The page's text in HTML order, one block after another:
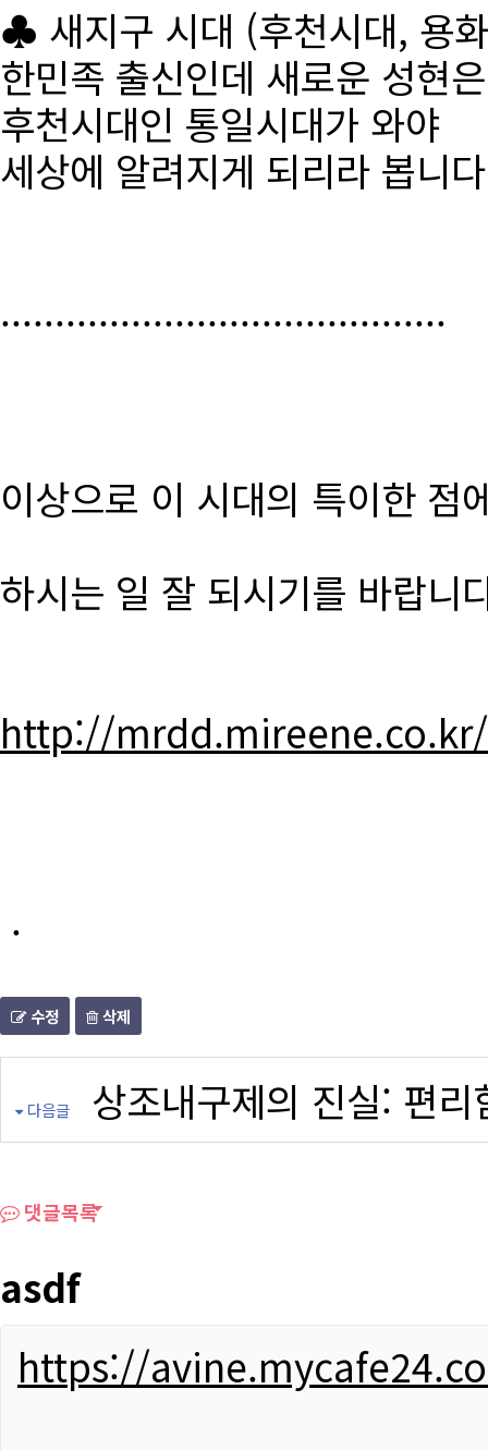
♣ 새지구 시대 (후천시대, 용
한민족 출신인데 새로운 성현
후천시대인 통일시대가 와야
세상에 알려지게 되리라 봅니
.........................................
이상으로 이 시대의 특이한 점
하시는 일 잘 되시기를 바랍니
http://
.
수정 삭제
다음글 상조내구제의 진실: 편
댓글목록
asdf
https://